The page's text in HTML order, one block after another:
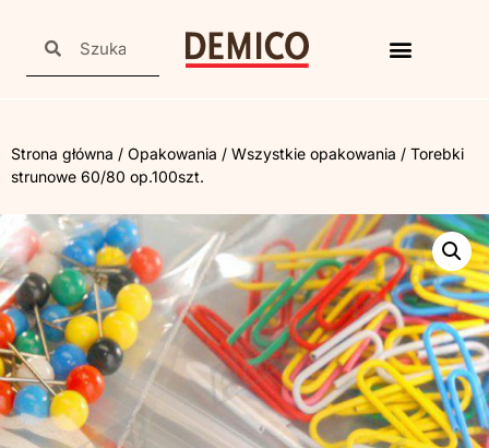
Strona główna / Opakowania / Wszystkie opakowania / Torebki
strunowe 60/80 op.100szt.